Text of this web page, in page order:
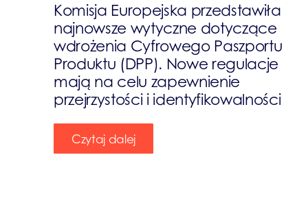
Komisja Europejska przedstawiła
najnowsze wytyczne dotyczące
wdrożenia Cyfrowego Paszportu
Produktu (DPP). Nowe regulacje
mają na celu zapewnienie
przejrzystości i identyfikowalności
Czytaj dalej